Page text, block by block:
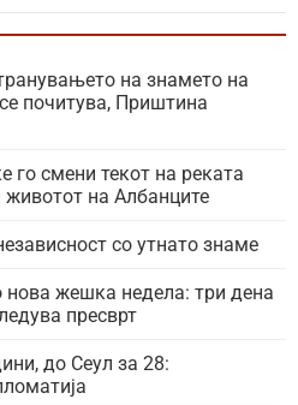
на знамето на
почитува, Приштина
го смени текот на реката
на Албанците
со утнато знаме
нова жешка недела: три дена
пресврт
до Сеул за 28: